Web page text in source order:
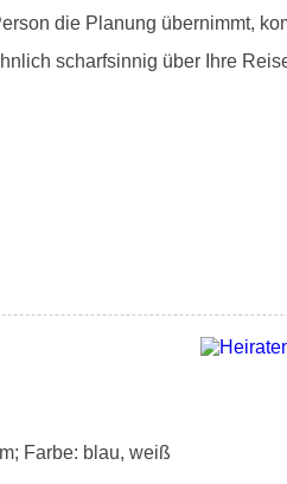
die Planung übernimmt,
scharfsinnig über Ihre
Farbe: blau, weiß